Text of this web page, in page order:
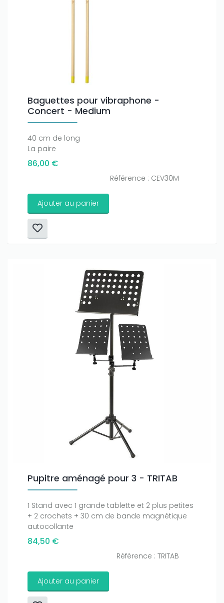
Baguettes pour vibraphone -
Concert - Medium
40 cm de long
La paire
86,00 €
Référence : CEV30M
Ajouter au panier
Pupitre aménagé pour 3 - TRITAB
1 Stand avec 1 grande tablette et 2 plus petites
+ 2 crochets + 30 cm de bande magnétique
autocollante
84,50 €
Référence : TRITAB
Ajouter au panier